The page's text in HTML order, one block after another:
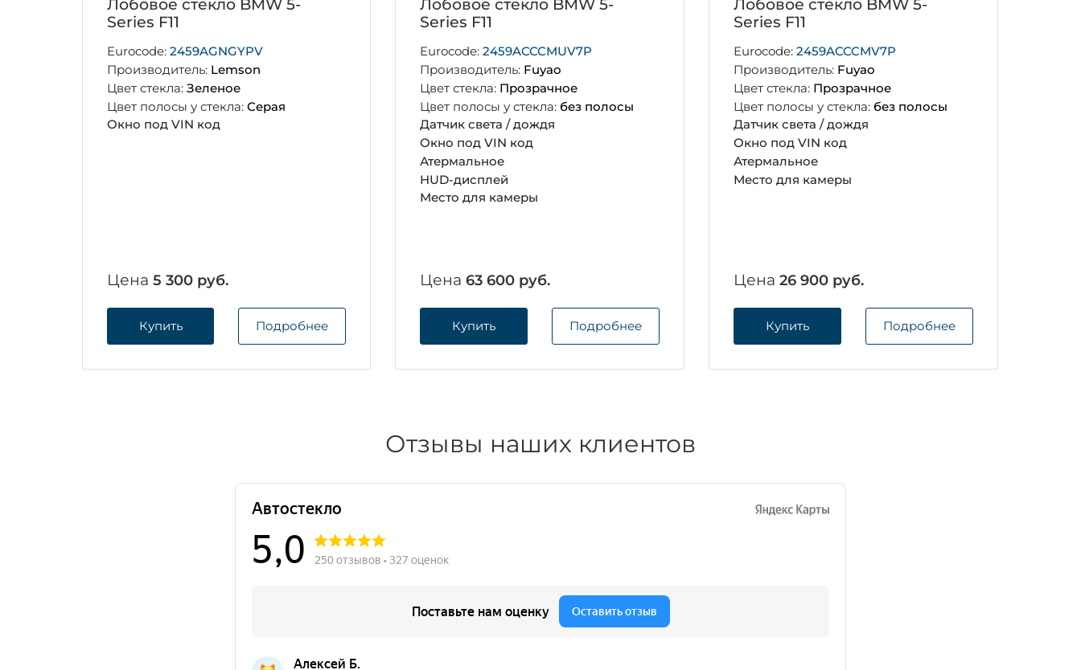
Лобовое стекло BMW 5-
Series F11
Eurocode: 2459AGNGYPV
Производитель: Lemson
Цвет стекла: Зеленое
Цвет полосы у стекла: Серая
Окно под VIN код
Цена 5 300 руб.
Купить Подробнее
Лобовое стекло BMW 5-
Series F11
Eurocode:2459ACCCMUV7P
Производитель: Fuyao
Цвет стекла: Прозрачное
Цвет полосы у стекла: без полосы
Датчик света / дождя
Окно под VIN код
Атермальное
HUD-дисплей
Место для камеры
Цена63 600 руб.
Купить Подробнее
Лобовое стекло BMW 5-
Series F11
Eurocode: 2459ACCCMV7P
Производитель: Fuyao
Цвет стекла: Прозрачное
Цвет полосы у стекла: без полосы
Датчик света / дождя
Окно под VIN код
Атермальное
Место для камеры
Цена 26 900 руб.
Купить Подробнее
Отзывы наших клиентов